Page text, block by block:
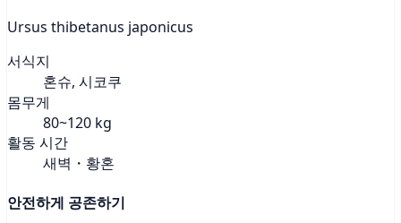
Ursus thibetanus japonicus
서식지
혼슈, 시코쿠
몸무게
80~120 kg
활동 시간
새벽・황혼
안전하게 공존하기